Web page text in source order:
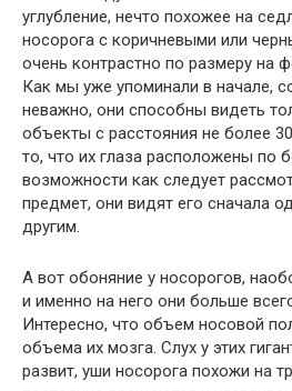
углубление, нечто похожее на
носорога с коричневыми или
очень контрастно по размеру на
Как мы уже упоминали в начале,
неважно, они способны видеть
объекты с расстояния не более
то, что их глаза расположены по
возможности как следует
предмет, они видят его сначала
другим.
А вот обоняние у носорогов,
и именно на него они больше
Интересно, что объем носовой
объема их мозга. Слух у этих
развит, уши носорога похожи на